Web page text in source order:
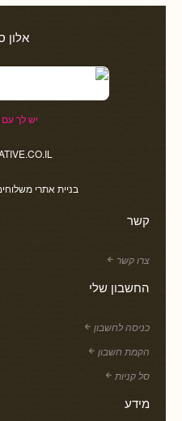
אלון
יש לך עם
בניית אתרי
קשר
צרו קשר
החשבון שלי
כניסה לחשבון
הקמת חשבון
סל קניות
מידע